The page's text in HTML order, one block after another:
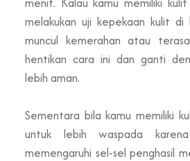
melakukan uji kepekaan kulit di
muncul kemerahan atau
hentikan cara ini dan ganti
lebih aman.
Sementara bila kamu memiliki
untuk lebih waspada
memengaruhi sel-sel penghasil